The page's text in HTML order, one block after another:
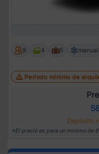
9 4 5 manual
Período mínimo de
Depósito
*El precio es para un mínimo de